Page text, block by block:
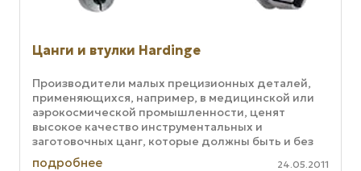
Цанги и втулки Hardinge
Производители малых прецизионных деталей,
применяющихся, например, в медицинской или
аэрокосмической промышленности, ценят
высокое качество инструментальных и
заготовочных цанг, которые должны быть и без
заусенцев, и с гарантированной соосностью. ...
подробнее 24.05.2011